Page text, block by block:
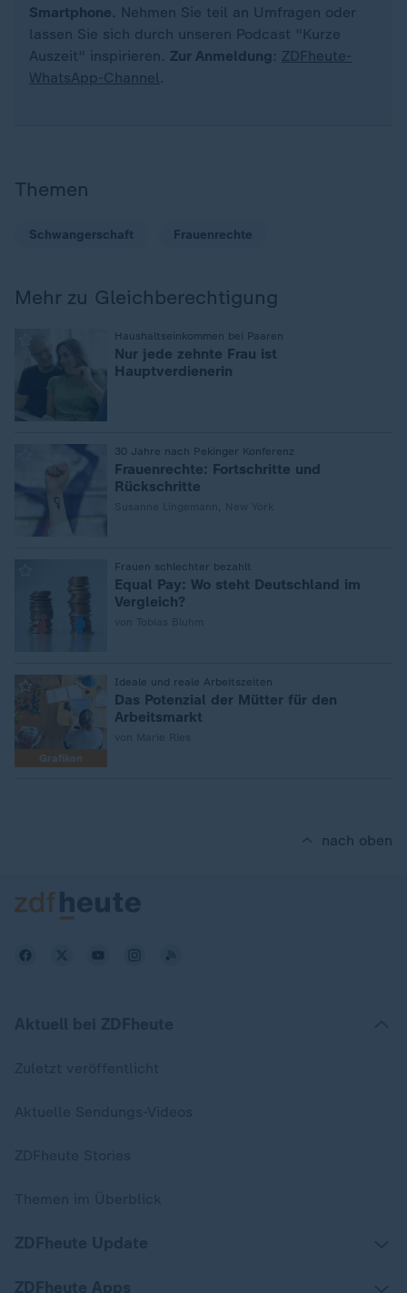
Smartphone. Nehmen Sie teil an Umfragen oder
lassen Sie sich durch unseren Podcast "Kurze
Auszeit" inspirieren. Zur Anmeldung : ZDFheute-
WhatsApp-Channel.
Themen
Schwangerschaft Frauenrechte
Mehr zu Gleichberechtigung
Haushaltseinkommen bei Paaren
Nur jede zehnte Frau ist
Hauptverdienerin
30 Jahre nach Pekinger Konferenz
Frauenrechte: Fortschritte und
Rückschritte
Frauen schlechter bezahlt
Equal Pay: Wo steht Deutschland im
Vergleich?
Grafiken
Ideale und reale Arbeitszeiten
Das Potenzial der Mütter für den
Arbeitsmarkt
nach oben